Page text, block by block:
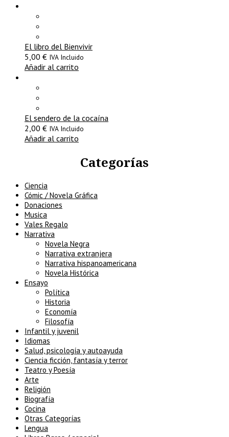
El libro del Bienvivir
5,00 € IVA Incluido
Añadir al carrito
El sendero de la cocaína
2,00 € IVA Incluido
Añadir al carrito
Categorías
Ciencia
Cómic / Novela Gráfica
Donaciones
Musica
Vales Regalo
Narrativa
Novela Negra
Narrativa extranjera
Narrativa hispanoamericana
Novela Histórica
Ensayo
Política
Historia
Economía
Filosofía
Infantil y juvenil
Idiomas
Salud, psicología y autoayuda
Ciencia ficción, fantasía y terror
Teatro y Poesía
Arte
Religión
Biografía
Cocina
Otras Categorías
Lengua